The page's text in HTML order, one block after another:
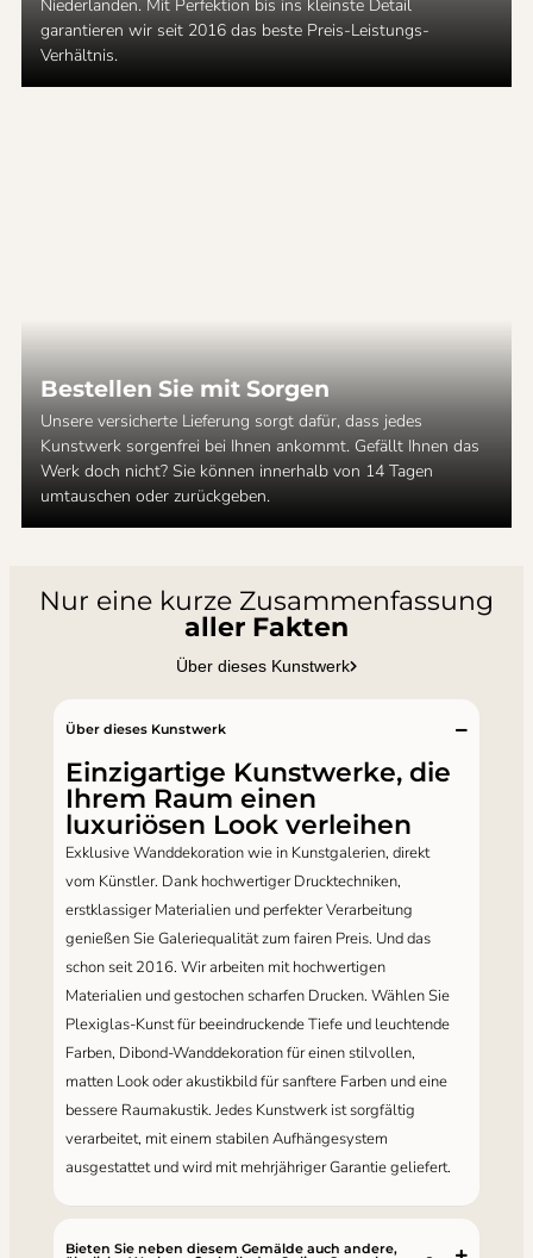
Niederlanden. Mit Perfektion bis ins kleinste Detail
garantieren wir seit 2016 das beste Preis-Leistungs-
Verhältnis.
Bestellen Sie mit Sorgen
Unsere versicherte Lieferung sorgt dafür, dass jedes
Kunstwerk sorgenfrei bei Ihnen ankommt. Gefällt Ihnen das
Werk doch nicht? Sie können innerhalb von 14 Tagen
umtauschen oder zurückgeben.
Nur eine kurze Zusammenfassung
aller Fakten
Über dieses Kunstwerk
Über dieses Kunstwerk
Einzigartige Kunstwerke, die
Ihrem Raum einen
luxuriösen Look verleihen
Exklusive Wanddekoration wie in Kunstgalerien, direkt
vom Künstler. Dank hochwertiger Drucktechniken,
erstklassiger Materialien und perfekter Verarbeitung
genießen Sie Galeriequalität zum fairen Preis. Und das
schon seit 2016. Wir arbeiten mit hochwertigen
Materialien und gestochen scharfen Drucken. Wählen Sie
Plexiglas-Kunst für beeindruckende Tiefe und leuchtende
Farben, Dibond-Wanddekoration für einen stilvollen,
matten Look oder akustikbild für sanftere Farben und eine
bessere Raumakustik. Jedes Kunstwerk ist sorgfältig
verarbeitet, mit einem stabilen Aufhängesystem
ausgestattet und wird mit mehrjähriger Garantie geliefert.
Bieten Sie neben diesem Gemälde auch andere,